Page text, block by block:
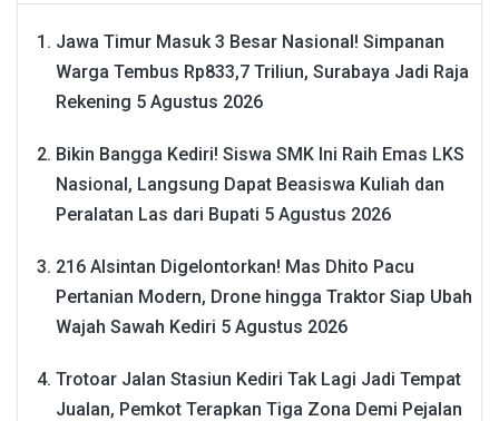
Jawa Timur Masuk 3 Besar Nasional! Simpanan
Warga Tembus Rp833,7 Triliun, Surabaya Jadi Raja
Rekening 5 Agustus 2026
Bikin Bangga Kediri! Siswa SMK Ini Raih Emas LKS
Nasional, Langsung Dapat Beasiswa Kuliah dan
Peralatan Las dari Bupati 5 Agustus 2026
216 Alsintan Digelontorkan! Mas Dhito Pacu
Pertanian Modern, Drone hingga Traktor Siap Ubah
Wajah Sawah Kediri 5 Agustus 2026
Trotoar Jalan Stasiun Kediri Tak Lagi Jadi Tempat
Jualan, Pemkot Terapkan Tiga Zona Demi Pejalan